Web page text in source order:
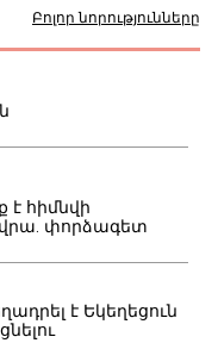
Բոլոր նորությունները
է հիմնվի
փորձագետ
է Եկեղեցուն
կարգելվի
դիմել է